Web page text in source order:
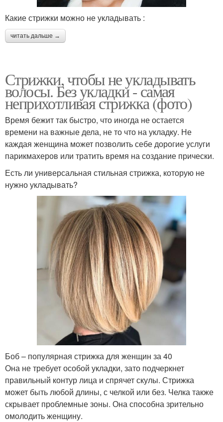
Какие стрижки можно не укладывать :
читать дальше →
Стрижки, чтобы не укладывать
волосы. Без укладки - самая
неприхотливая стрижка (фото)
Время бежит так быстро, что иногда не остается
времени на важные дела, не то что на укладку. Не
каждая женщина может позволить себе дорогие услуги
парикмахеров или тратить время на создание прически.
Есть ли универсальная стильная стрижка, которую не
нужно укладывать?
Боб – популярная стрижка для женщин за 40
Она не требует особой укладки, зато подчеркнет
правильный контур лица и спрячет скулы. Стрижка
может быть любой длины, с челкой или без. Челка также
скрывает проблемные зоны. Она способна зрительно
омолодить женщину.